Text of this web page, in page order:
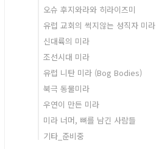
오슈 후지와라와 히라이즈미
유럽 교회의 썩지않는 성직자 미라
신대륙의 미라
조선시대 미라
유럽 니탄 미라 (Bog Bodies)
북극 동물미라
우연이 만든 미라
미라 너머, 뼈를 남긴 사람들
기타_준비중